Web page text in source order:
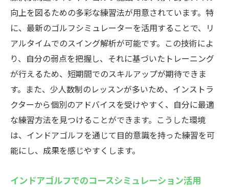
向上を図るための多彩な練習法が用意されています。特
に、最新のゴルフシミュレーターを活用することで、リ
アルタイムでのスイング解析が可能です。この技術によ
り、自分の弱点を把握し、それに基づいたトレーニング
が行えるため、短期間でのスキルアップが期待できま
す。また、少人数制のレッスンが多いため、インストラ
クターから個別のアドバイスを受けやすく、自分に最適
な練習方法を見つけることができます。こうした環境
は、インドアゴルフを通じて目的意識を持った練習を可
能にし、成果を感じやすくします。
インドアゴルフでのコースシミュレーション活用